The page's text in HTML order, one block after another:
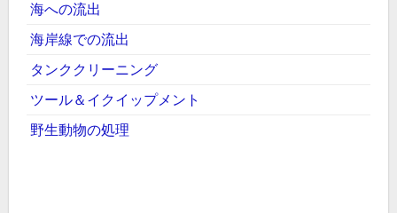
海への流出
海岸線での流出
タンククリーニング
ツール＆イクイップメント
野生動物の処理